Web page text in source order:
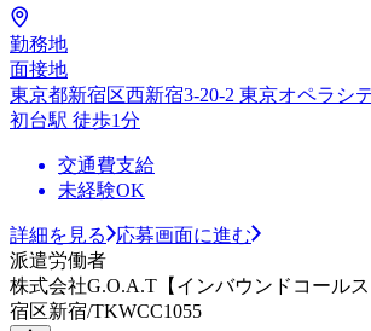
勤務地
面接地
東京都新宿区西新宿3-20-2 東京オペラシ
初台駅 徒歩1分
交通費支給
未経験OK
詳細を見る
応募画面に進む
派遣労働者
株式会社G.O.A.T【インバウンドコール
宿区新宿/TKWCC1055